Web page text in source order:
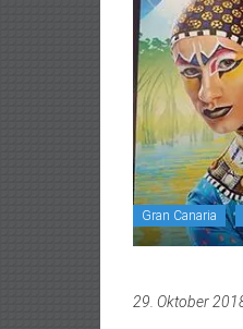
Gran Canaria
29. Oktober